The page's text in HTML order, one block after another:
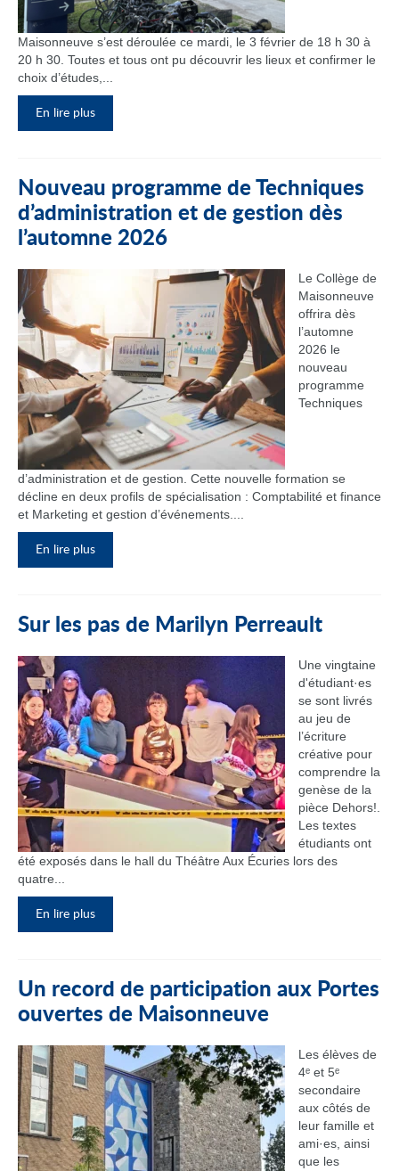
Maisonneuve s’est déroulée ce mardi, le 3 février de 18 h 30 à
20 h 30. Toutes et tous ont pu découvrir les lieux et confirmer le
choix d’études,...
En lire plus
Nouveau programme de Techniques
d’administration et de gestion dès
l’automne 2026
Le Collège de
Maisonneuve
offrira dès
l’automne
2026 le
nouveau
programme
Techniques
d’administration et de gestion. Cette nouvelle formation se
décline en deux profils de spécialisation : Comptabilité et finance
et Marketing et gestion d’événements....
En lire plus
Sur les pas de Marilyn Perreault
Une vingtaine
d'étudiant·es
se sont livrés
au jeu de
l’écriture
créative pour
comprendre la
genèse de la
pièce Dehors!.
Les textes
étudiants ont
été exposés dans le hall du Théâtre Aux Écuries lors des
quatre...
En lire plus
Un record de participation aux Portes
ouvertes de Maisonneuve
Les élèves de
4ᵉ et 5ᵉ
secondaire
aux côtés de
leur famille et
ami·es, ainsi
que les